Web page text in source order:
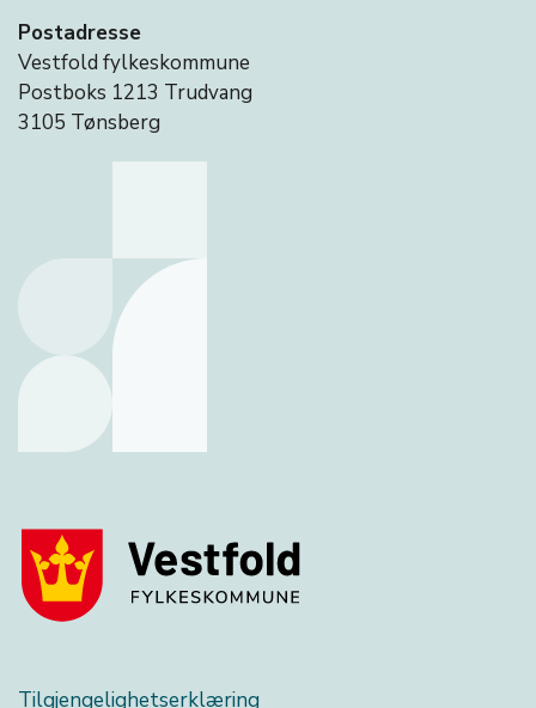
Postadresse
Vestfold fylkeskommune
Postboks 1213 Trudvang
3105 Tønsberg
Tilgjengelighetserklæring